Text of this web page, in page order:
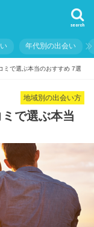
search
年代別の出会い
ミで選ぶ本当のおすすめ 7選
地域別の出会い方
で選ぶ本当